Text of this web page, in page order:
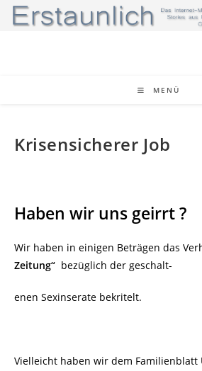
Zum
Inhalt
MENÜ
Krisensicherer Job
Haben wir uns geirrt ?
Wir haben in einigen Beträgen das
Zeitung“ bezüglich der geschalt-
enen Sexinserate bekritelt.
Vielleicht haben wir dem Familienblatt